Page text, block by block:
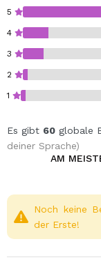
2 x 4g
2 x 3g
5
4
3
2
1
Es gibt 60 globale
deiner Sprache)
AM
Noch keine
der Erste!